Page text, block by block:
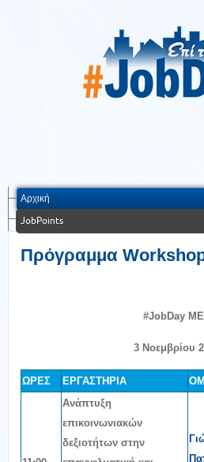
Αρχική
JobPoints
Πρόγραμμα
#JobDay
3 Νοεμβρίου
ΩΡΕΣ ΕΡΓΑΣΤΗΡΙΑ
Ανάπτυξη
επικοινωνιακών
δεξιοτήτων στην